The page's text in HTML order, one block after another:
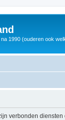
1990 (ouderen ook
diensten